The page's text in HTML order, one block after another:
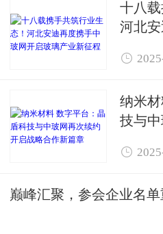
十八载
河北

纳米
技与

巅峰汇聚，参会企业名单